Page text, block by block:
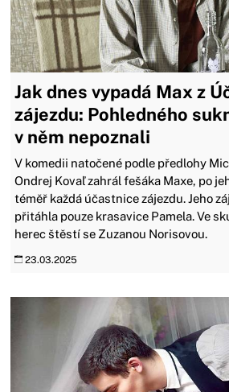
Jak dnes vypadá Max z
zájezdu: Pohledného
v něm nepoznali
V komedii natočené podle předlohy
Ondrej Kovaľ zahrál fešáka Maxe, po
téměř každá účastnice zájezdu. Jeho
přitáhla pouze krasavice Pamela. Ve
herec štěstí se Zuzanou Norisovou.
23.03.2025